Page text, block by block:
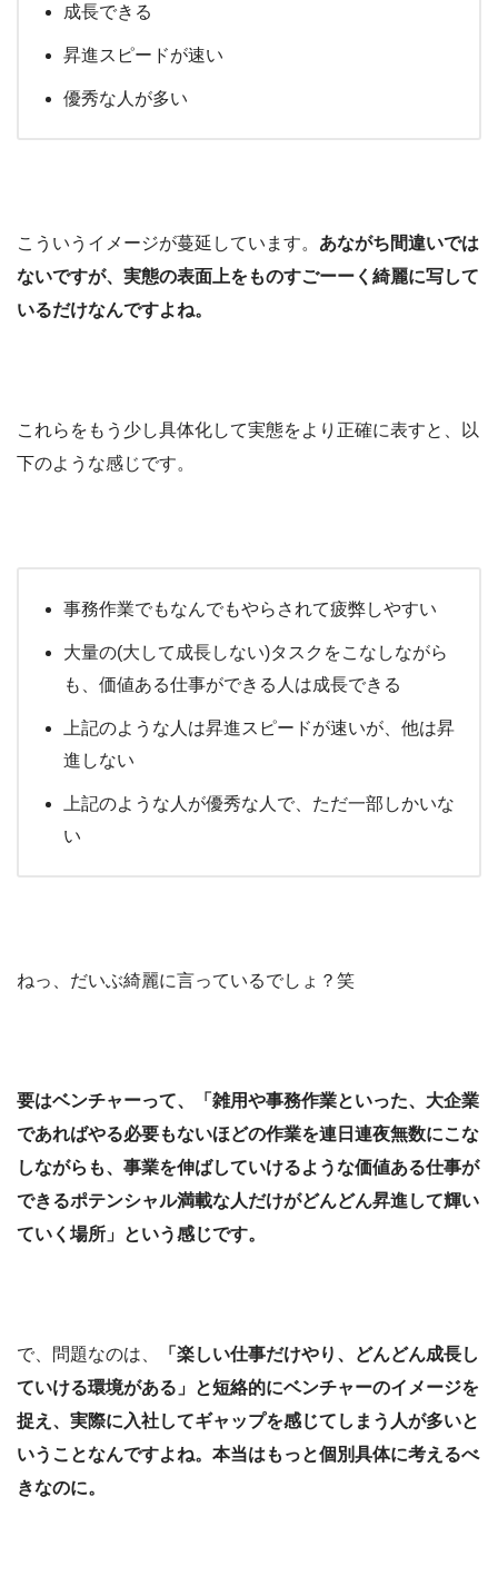
成長できる
昇進スピードが速い
優秀な人が多い
こういうイメージが蔓延しています。 あながち間違いでは
ないですが、実態の表面上をものすごーーく綺麗に写して
いるだけなんですよね。
これらをもう少し具体化して実態をより正確に表すと、以
下のような感じです。
事務作業でもなんでもやらされて疲弊しやすい
大量の(大して成長しない)タスクをこなしながら
も、価値ある仕事ができる人は成長できる
上記のような人は昇進スピードが速いが、他は昇
進しない
上記のような人が優秀な人で、ただ一部しかいな
い
ねっ、だいぶ綺麗に言っているでしょ？笑
要はベンチャーって、「雑用や事務作業といった、大企業
であればやる必要もないほどの作業を連日連夜無数にこな
しながらも、事業を伸ばしていけるような価値ある仕事が
できるポテンシャル満載な人だけがどんどん昇進して輝い
ていく場所」という感じです。
で、問題なのは、
「楽しい仕事だけやり、どんどん成長し
ていける環境がある」と短絡的にベンチャーのイメージを
捉え、実際に入社してギャップを感じてしまう人が多いと
いうことなんですよね。本当はもっと個別具体に考えるべ
きなのに。